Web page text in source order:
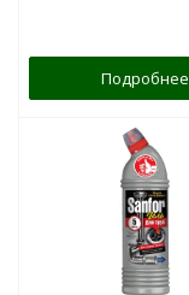
Подробнее